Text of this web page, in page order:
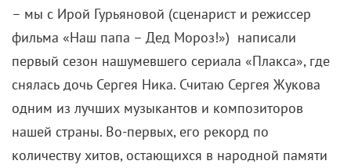
– мы с Ирой Гурьяновой (сценарист и режиссер
фильма «Наш папа – Дед Мороз!») написали
первый сезон нашумевшего сериала «Плакса», где
снялась дочь Сергея Ника. Считаю Сергея Жукова
одним из лучших музыкантов и композиторов
нашей страны. Во-первых, его рекорд по
количеству хитов, остающихся в народной памяти